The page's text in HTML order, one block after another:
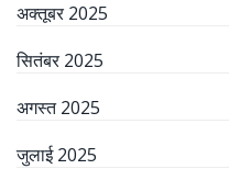
अक्तूबर 2025
सितंबर 2025
अगस्त 2025
जुलाई 2025